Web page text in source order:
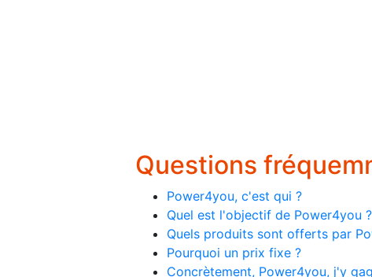
Questions
Power4you, c'est qui ?
Quel est l'objectif de Power4you ?
Quels produits sont offerts par
Pourquoi un prix fixe ?
Concrètement, Power4you, j'y